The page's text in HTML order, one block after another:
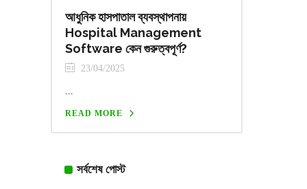
আধুনিক হাসপাতাল ব্যবস্থাপনায়
Hospital Management
Software কেন গুরুত্বপূর্ণ?
23/04/2025
...
READ MORE
সর্বশেষ পোস্ট